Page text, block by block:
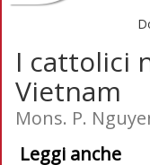
I cattolici
Vietnam
Mons. P.
Leggi anche